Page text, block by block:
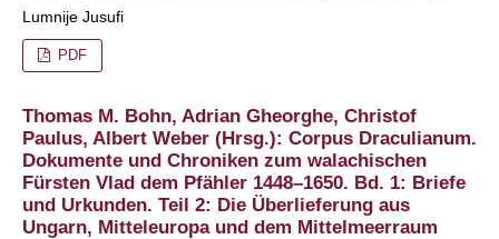
Lumnije Jusufi
PDF
Thomas M. Bohn, Adrian Gheorghe, Christof
Paulus, Albert Weber (Hrsg.): Corpus Draculianum.
Dokumente und Chroniken zum walachischen
Fürsten Vlad dem Pfähler 1448–1650. Bd. 1: Briefe
und Urkunden. Teil 2: Die Überlieferung aus
Ungarn, Mitteleuropa und dem Mittelmeerraum